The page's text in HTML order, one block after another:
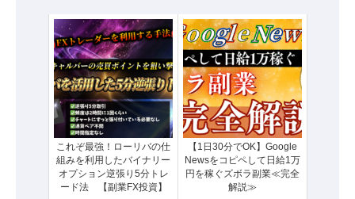
これぞ最強！ローリバの仕
組みを利用したバイナリー
オプション逆張り5分トレ
ード法 【副業FX投資】
【1日30分でOK】Google
Newsをコピペして日給1万
円を稼ぐズボラ副業≪完全
解説≫